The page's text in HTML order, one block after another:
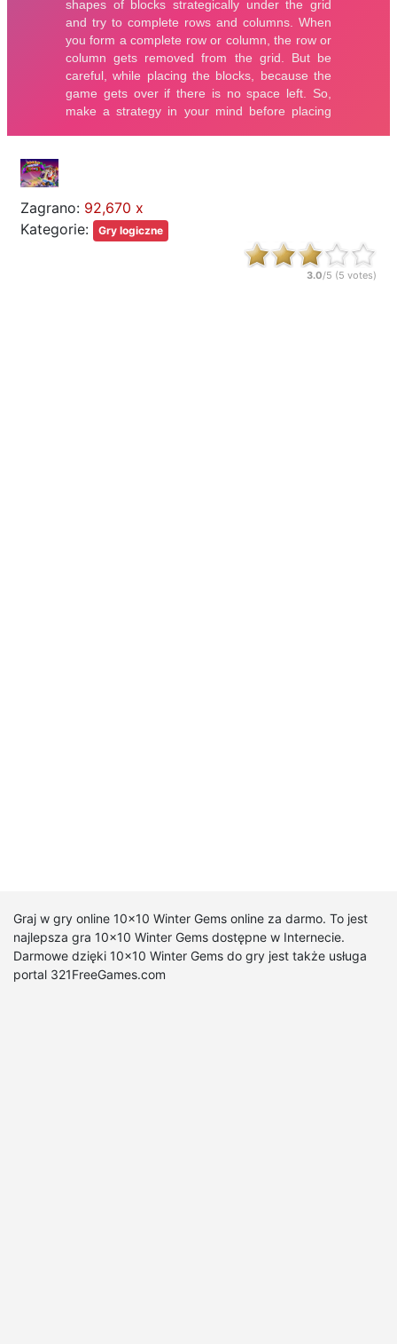
Zagrano: 92,670 x
Kategorie:
Gry logiczne
3.0/5 (5 votes)
Graj w gry online 10x10 Winter Gems online za darmo. To jest
najlepsza gra 10x10 Winter Gems dostępne w Internecie.
Darmowe dzięki 10x10 Winter Gems do gry jest także usługa
portal 321FreeGames.com